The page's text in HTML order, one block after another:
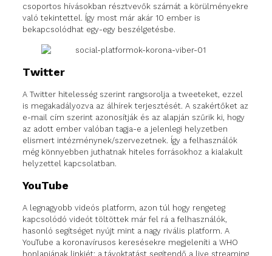
csoportos hívásokban résztvevők számát a körülményekre
való tekintettel. Így most már akár 10 ember is
bekapcsolódhat egy-egy beszélgetésbe.
Twitter
A Twitter hitelesség szerint rangsorolja a tweeteket, ezzel
is megakadályozva az álhírek terjesztését. A szakértőket az
e-mail cím szerint azonosítják és az alapján szűrik ki, hogy
az adott ember valóban tagja-e a jelenlegi helyzetben
elismert intézménynek/szervezetnek. Így a felhasználók
még könnyebben juthatnak hiteles forrásokhoz a kialakult
helyzettel kapcsolatban.
YouTube
A legnagyobb videós platform, azon túl hogy rengeteg
kapcsolódó videót töltöttek már fel rá a felhasználók,
hasonló segítséget nyújt mint a nagy rivális platform. A
YouTube a koronavírusos keresésekre megjeleníti a WHO
honlapjának linkjét; a távoktatást segítendő a live streaming